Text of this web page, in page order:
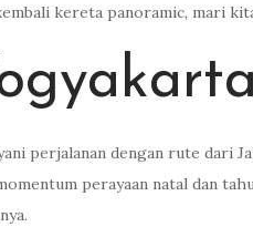
kereta panoramic, mari
perjalanan dengan rute dari
perayaan natal dan